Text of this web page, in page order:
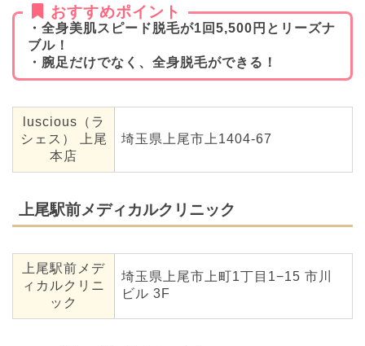
おすすめポイント
・全身美肌スピード脱毛が1回5,500円とリーズナ
ブル！
・腕足だけでなく、全身脱毛ができる！
luscious（ラ
シェス） 上尾
本店
埼玉県上尾市上1404-67
上尾駅前メディカルクリニック
上尾駅前メデ
ィカルクリニ
ック
埼玉県上尾市上町1丁目1−15 市川
ビル 3F